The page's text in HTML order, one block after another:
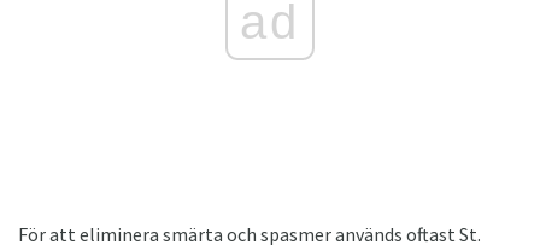
ad
För att eliminera smärta och spasmer används oftast St.